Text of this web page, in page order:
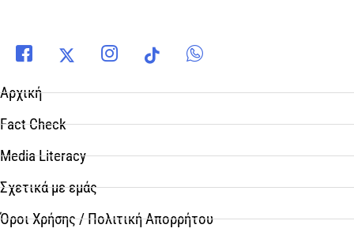
Αρχική
Fact Check
Media Literacy
Σχετικά με εμάς
Όροι Χρήσης / Πολιτική Απορρήτου